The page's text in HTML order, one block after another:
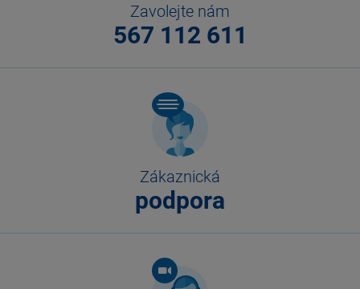
Zavolejte nám
567 112 611
Zákaznická
podpora